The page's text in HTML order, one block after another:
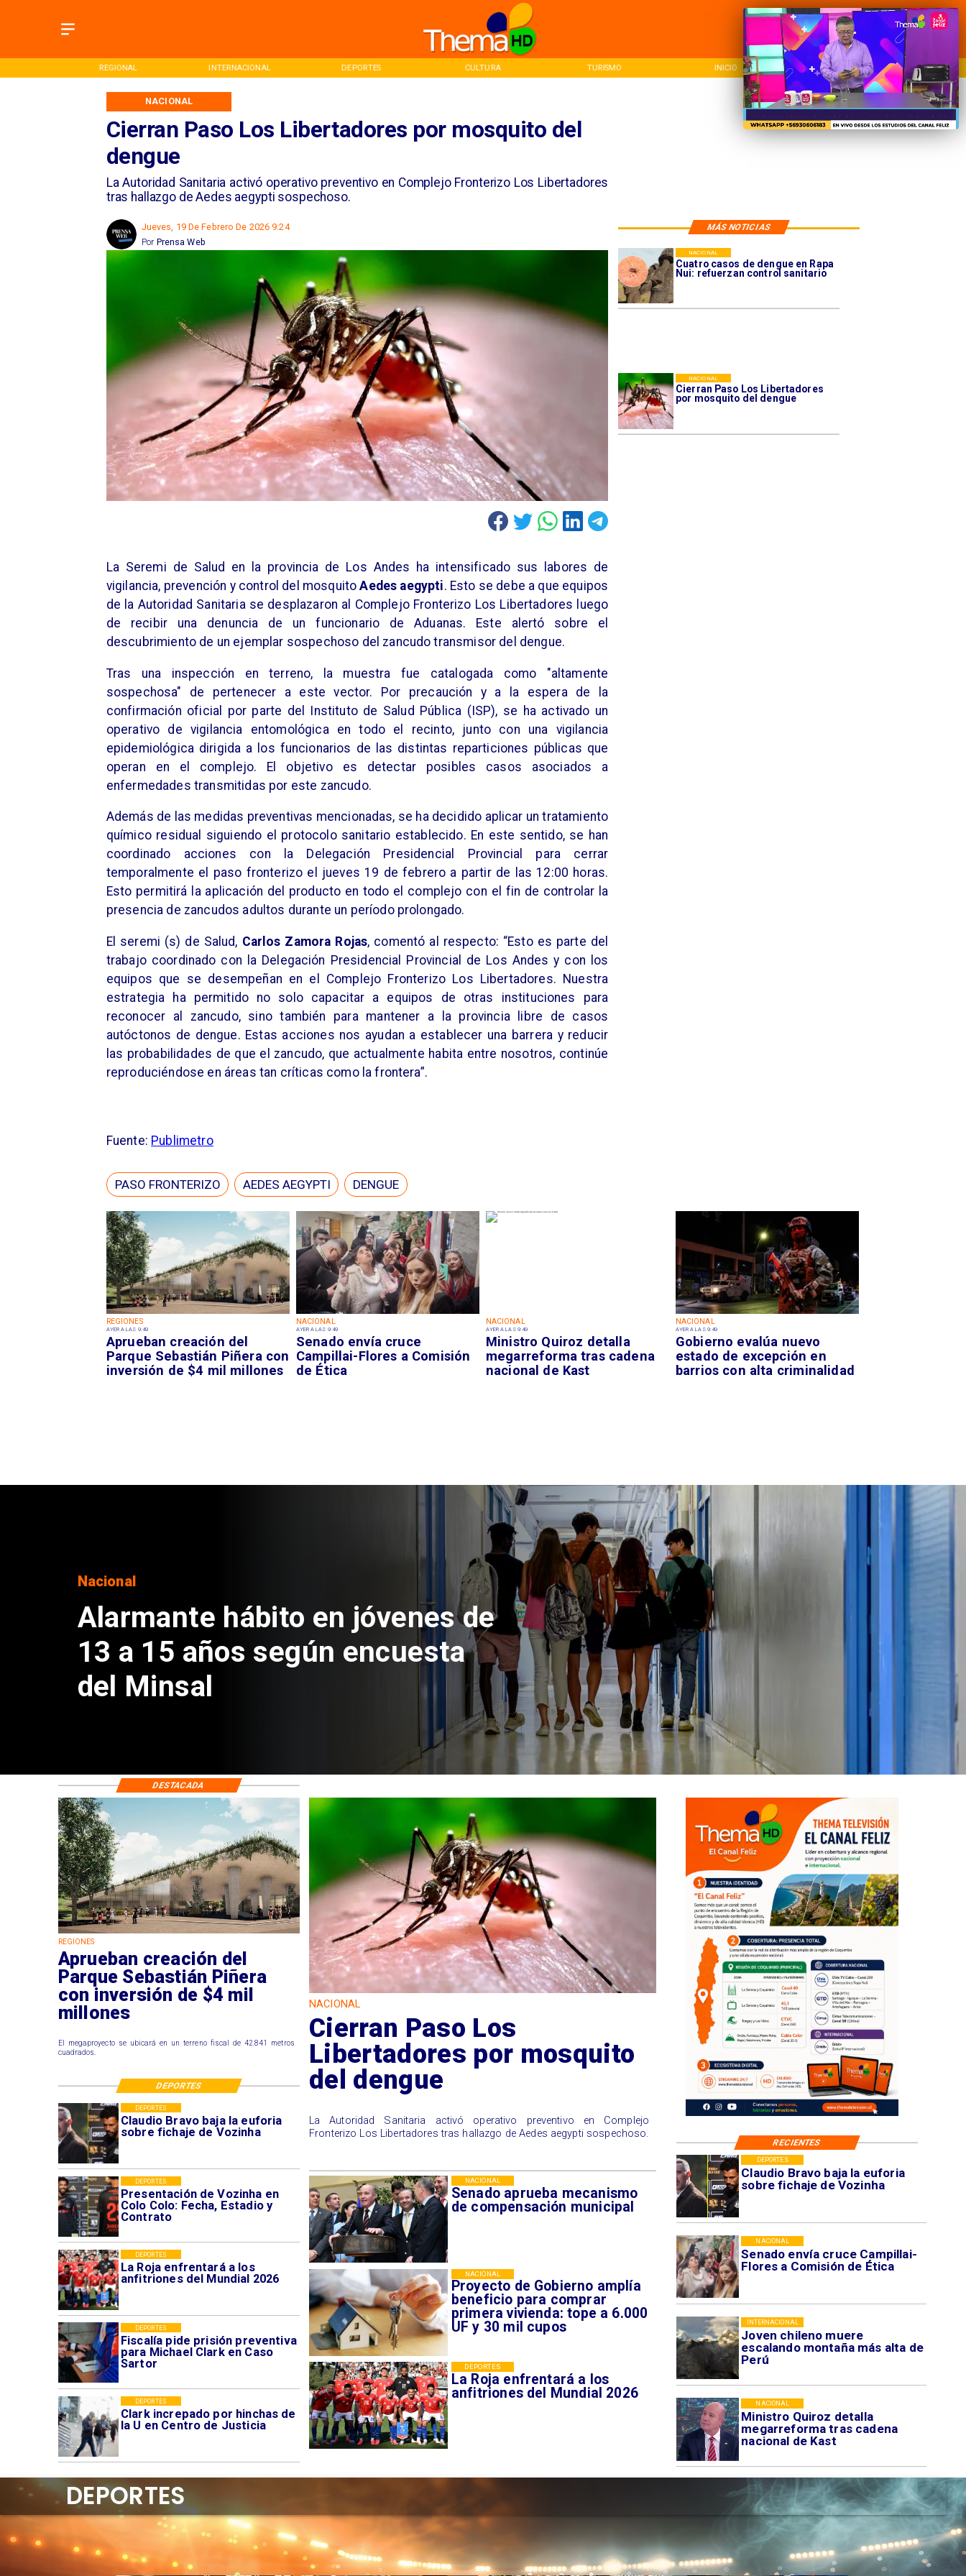
REGIONAL INTERNACIONAL DEPORTES CULTURA TURISMO INICIO NACIONAL
Cierran Paso Los Libertadores por mosquito del
dengue
La Autoridad Sanitaria activó operativo preventivo en Complejo Fronterizo Los Libertadores
tras hallazgo de Aedes aegypti sospechoso.
NACIONAL
MÁS NOTICIAS
Jueves, 19 De Febrero De 2026 9:24
Prensa Web
Por
REGIONES
AYER A LAS 9:49
Aprueban creación del
Parque Sebastián Piñera con
inversión de $4 mil millones
NACIONAL
AYER A LAS 9:49
Senado envía cruce
Campillai-Flores a Comisión
de Ética
NACIONAL
AYER A LAS 9:49
Ministro Quiroz detalla
megarreforma tras cadena
nacional de Kast
NACIONAL
AYER A LAS 9:49
Gobierno evalúa nuevo
estado de excepción en
barrios con alta criminalidad
Cuatro casos de dengue en Rapa
Nui: refuerzan control sanitario
NACIONAL
Cierran Paso Los Libertadores
por mosquito del dengue
NACIONAL
La Seremi de Salud en la provincia de Los Andes ha intensificado sus labores de
vigilancia, prevención y control del mosquitoAedes aegypti. Esto se debe a que equipos
de la Autoridad Sanitaria se desplazaron al Complejo Fronterizo Los Libertadores luego
de recibir una denuncia de un funcionario de Aduanas. Este alertó sobre el
descubrimiento de un ejemplar sospechoso del zancudo transmisor del dengue.
Tras una inspección en terreno, la muestra fue catalogada como "altamente
sospechosa" de pertenecer a este vector. Por precaución y a la espera de la
confirmación oficial por parte del Instituto de Salud Pública (ISP), se ha activado un
operativo de vigilancia entomológica en todo el recinto, junto con una vigilancia
epidemiológica dirigida a los funcionarios de las distintas reparticiones públicas que
operan en el complejo. El objetivo es detectar posibles casos asociados a
enfermedades transmitidas por este zancudo.
Además de las medidas preventivas mencionadas, se ha decidido aplicar un tratamiento
químico residual siguiendo el protocolo sanitario establecido. En este sentido, se han
coordinado acciones con la Delegación Presidencial Provincial para cerrar
temporalmente el paso fronterizo el jueves 19 de febrero a partir de las 12:00 horas.
Esto permitirá la aplicación del producto en todo el complejo con el fin de controlar la
presencia de zancudos adultos durante un período prolongado.
El seremi (s) de Salud, Carlos Zamora Rojas, comentó al respecto: “Esto es parte del
trabajo coordinado con la Delegación Presidencial Provincial de Los Andes y con los
equipos que se desempeñan en el Complejo Fronterizo Los Libertadores. Nuestra
estrategia ha permitido no solo capacitar a equipos de otras instituciones para
reconocer al zancudo, sino también para mantener a la provincia libre de casos
autóctonos de dengue. Estas acciones nos ayudan a establecer una barrera y reducir
las probabilidades de que el zancudo, que actualmente habita entre nosotros, continúe
reproduciéndose en áreas tan críticas como la frontera”.
Fuente: Publimetro
PASO FRONTERIZO AEDES AEGYPTI DENGUE
Regiones
Aprueban creación del Parque
Sebastián Piñera con inversión
de $4 mil millones
Claudio Bravo baja la euforia
sobre fichaje de Vozinha
DEPORTES
Senado envía cruce Campillai-
Flores a Comisión de Ética
NACIONAL
Joven chileno muere
escalando montaña más alta de
Perú
INTERNACIONAL
Ministro Quiroz detalla
megarreforma tras cadena
nacional de Kast
NACIONAL
Claudio Bravo baja la euforia
sobre fichaje de Vozinha
DEPORTES
Presentación de Vozinha en
Colo Colo: Fecha, Estadio y
Contrato
DEPORTES
La Roja enfrentará a los
anfitriones del Mundial 2026
DEPORTES
Fiscalía pide prisión preventiva
para Michael Clark en Caso
Sartor
DEPORTES
Clark increpado por hinchas de
la U en Centro de Justicia
DEPORTES
Senado aprueba mecanismo
de compensación municipal
NACIONAL
Proyecto de Gobierno amplía
beneficio para comprar
primera vivienda: tope a 6.000
UF y 30 mil cupos
NACIONAL
La Roja enfrentará a los
anfitriones del Mundial 2026
DEPORTES
REGIONES
Aprueban creación del
Parque Sebastián Piñera
con inversión de $4 mil
millones
El megaproyecto se ubicará en un terreno fiscal de 42.841 metros
cuadrados.
NACIONAL
Cierran Paso Los
Libertadores por mosquito
del dengue
La Autoridad Sanitaria activó operativo preventivo en Complejo
Fronterizo Los Libertadores tras hallazgo de Aedes aegypti sospechoso.
RECIENTES
DESTACADA
DEPORTES
DEPORTES